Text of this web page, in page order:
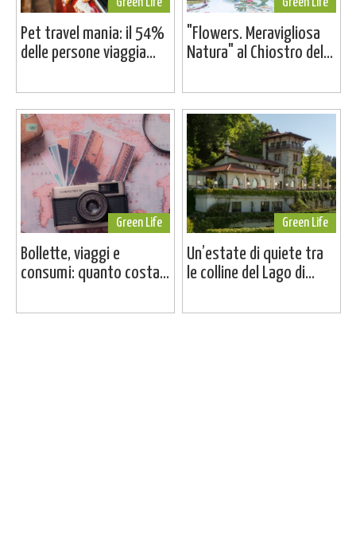
Green Life
Pet travel mania: il 54%
delle persone viaggia...
Green Life
"Flowers. Meravigliosa
Natura" al Chiostro del...
Green Life
Bollette, viaggi e
consumi: quanto costa...
Green Life
Un’estate di quiete tra
le colline del Lago di...